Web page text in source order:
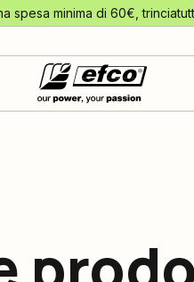
spesa minima di 60€,